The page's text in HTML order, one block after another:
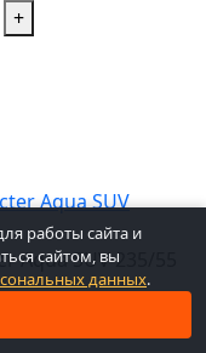
+
SUV 235/55
работы сайта и
сайтом, вы
данных.